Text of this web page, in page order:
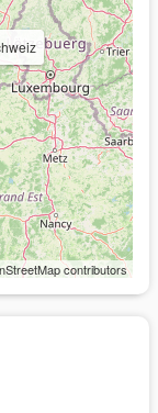
contributors